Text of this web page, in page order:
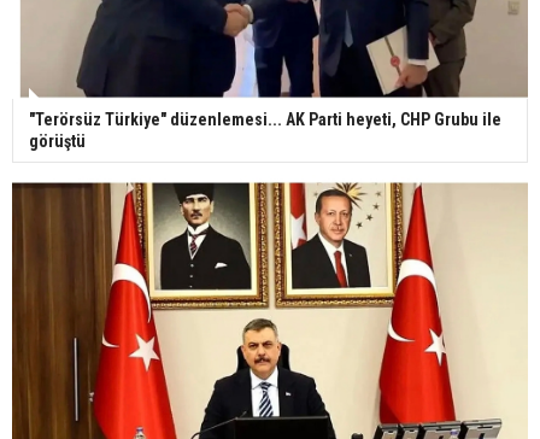
"Terörsüz Türkiye" düzenlemesi... AK Parti heyeti, CHP Grubu ile
görüştü